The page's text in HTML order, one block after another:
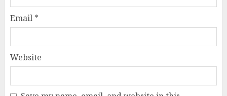
Email *
Website